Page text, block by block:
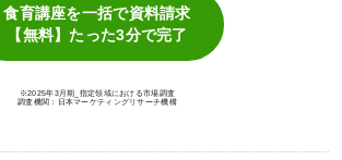
食育講座を一括で資料請求
【無料】たった3分で完了
※2025年3月期_指定領域における市場調査
調査機関：日本マーケティングリサーチ機構